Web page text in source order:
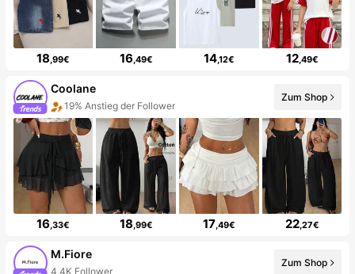
18,99€ 16,49€ 14,12€ 12,49€
Coolane
19% Anstieg der Follower
Zum Shop
16,33€ 18,99€ 17,49€ 22,27€
M.Fiore
4.4K Follower
Zum Shop